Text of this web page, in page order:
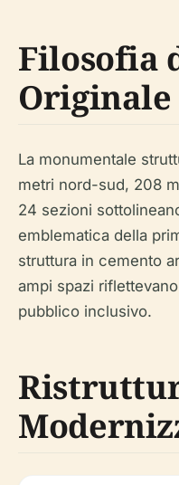
Filosofia
Originale
La monumentale
metri nord-sud, 208
24 sezioni
emblematica della
struttura in cemento
ampi spazi
pubblico inclusivo.